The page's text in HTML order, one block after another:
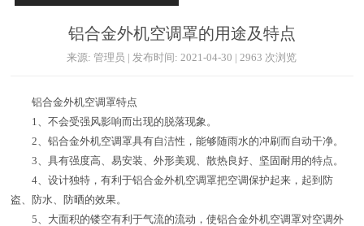
铝合金外机空调罩的用途及特点
来源: 管理员 | 发布时间: 2021-04-30 | 2963 次浏览
铝合金外机空调罩特点
1、不会受强风影响而出现的脱落现象。
2、铝合金外机空调罩具有自洁性，能够随雨水的冲刷而自动干净。
3、具有强度高、易安装、外形美观、散热良好、坚固耐用的特点。
4、设计独特，有利于铝合金外机空调罩把空调保护起来，起到防
盗、防水、防晒的效果。
5、大面积的镂空有利于气流的流动，使铝合金外机空调罩对空调外